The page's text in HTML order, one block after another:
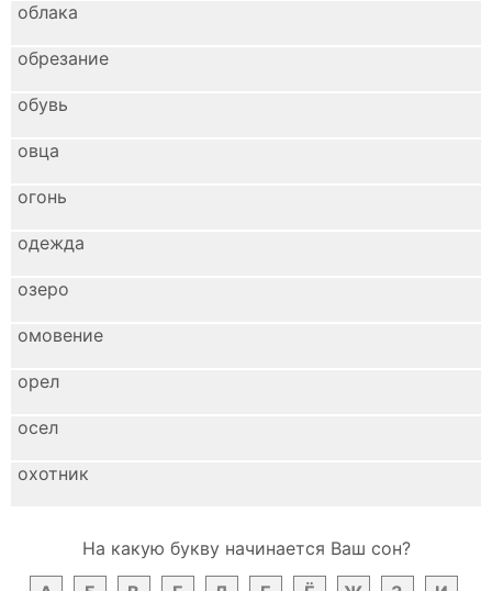
облака
обрезание
обувь
овца
огонь
одежда
озеро
омовение
орел
осел
охотник
На какую букву начинается Ваш сон?